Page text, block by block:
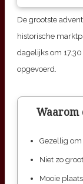
De grootste
historische
dagelijks om
opgevoerd.
Gezellig
Niet zo
Mooie